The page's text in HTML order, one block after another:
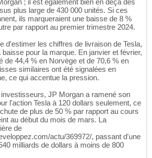
plus large de 430 000 unités. Si ces
ils marqueraient une baisse de 8 %
par rapport au premier trimestre 2024.
d'estimer les chiffres de livraison de Tesla,
baisse pour la marque. En janvier et février,
de 44,4 % en Norvège et de 70,6 % en
similaires ont été signalées en
ce qui accentue la pression.
JP Morgan a ramené son
l'action Tesla à 120 dollars seulement, ce
de plus de 50 % par rapport au cours
au début du mois de mars. La
de
actu/369972/, passant d'une
milliards de dollars à moins de 800